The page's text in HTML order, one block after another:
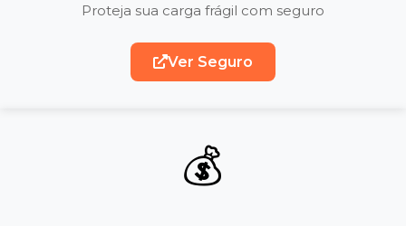
Proteja sua carga frágil com seguro
Ver Seguro
💰